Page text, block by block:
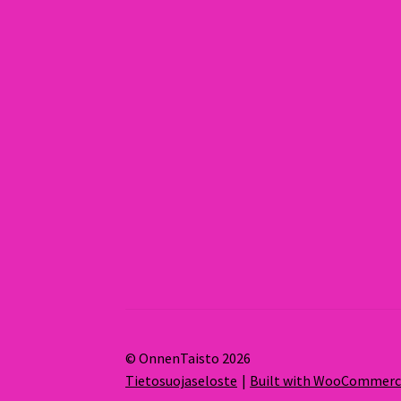
© OnnenTaisto 2026
Tietosuojaseloste
Built with